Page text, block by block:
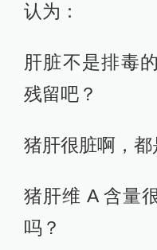
认为：
肝脏不是排毒
残留吧？
猪肝很脏啊，
猪肝维 A 含量
吗？